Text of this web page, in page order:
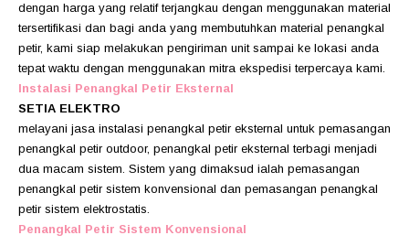
dengan harga yang relatif terjangkau dengan menggunakan material
tersertifikasi dan bagi anda yang membutuhkan material penangkal
petir, kami siap melakukan pengiriman unit sampai ke lokasi anda
tepat waktu dengan menggunakan mitra ekspedisi terpercaya kami.
Instalasi Penangkal Petir Eksternal
SETIA ELEKTRO
melayani jasa instalasi penangkal petir eksternal untuk pemasangan
penangkal petir outdoor, penangkal petir eksternal terbagi menjadi
dua macam sistem. Sistem yang dimaksud ialah pemasangan
penangkal petir sistem konvensional dan pemasangan penangkal
petir sistem elektrostatis.
Penangkal Petir Sistem Konvensional